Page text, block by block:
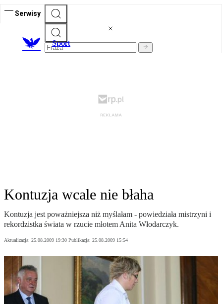
Serwisy
Sport
Kontuzja wcale nie błaha
Kontuzja jest poważniejsza niż myślałam - powiedziała mistrzyni i
rekordzistka świata w rzucie młotem Anita Włodarczyk.
Aktualizacja: 25.08.2009 19:30 Publikacja: 25.08.2009 15:54